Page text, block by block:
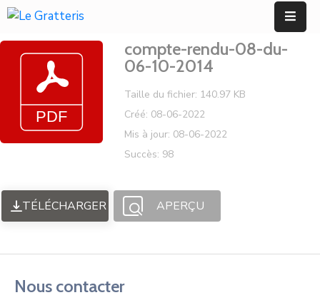
Accueil
Découvrir
Mes
Démarches
Services
Utiles
compte-rendu-08-du-
06-10-2014
Taille du fichier: 140.97 KB
Créé: 08-06-2022
Mis à jour: 08-06-2022
Succès: 98
TÉLÉCHARGER APERÇU
Nous contacter
Panneau de gestion des cookies